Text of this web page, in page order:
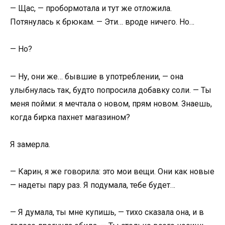
— Щас, — пробормотала и тут же отложила.
Потянулась к брюкам. — Эти… вроде ничего. Но…
— Но?
— Ну, они же… бывшие в употреблении, — она
улыбнулась так, будто попросила добавку соли. — Ты
меня пойми: я мечтала о новом, прям новом. Знаешь,
когда бирка пахнет магазином?
Я замерла.
— Карин, я же говорила: это мои вещи. Они как новые
— надеты пару раз. Я подумала, тебе будет…
— Я думала, ты мне купишь, — тихо сказала она, и в